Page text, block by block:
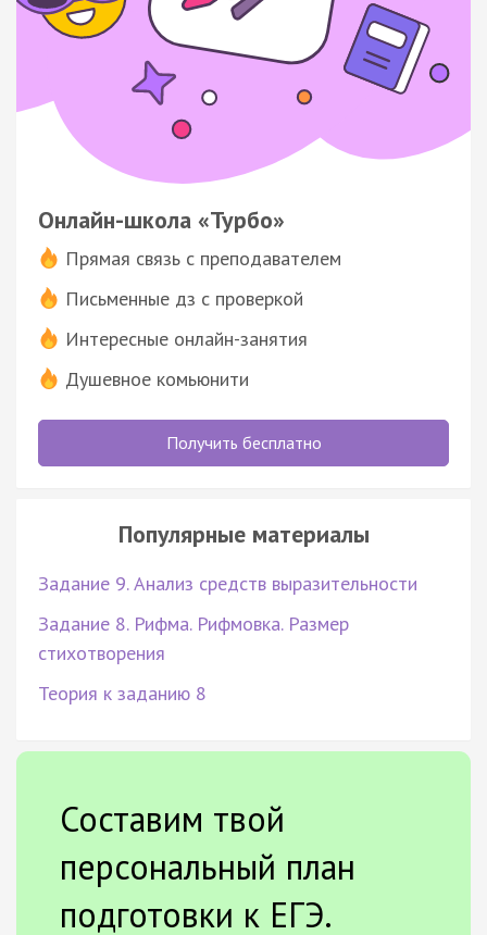
Онлайн-школа «Турбо»
Прямая связь с преподавателем
Письменные дз с проверкой
Интересные онлайн-занятия
Душевное комьюнити
Получить бесплатно
Популярные материалы
Задание 9. Анализ средств выразительности
Задание 8. Рифма. Рифмовка. Размер
стихотворения
Теория к заданию 8
Составим твой
персональный план
подготовки к ЕГЭ.